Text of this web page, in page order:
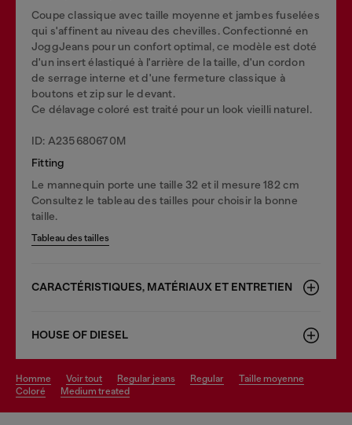
Coupe classique avec taille moyenne et jambes fuselées
qui s'affinent au niveau des chevilles. Confectionné en
JoggJeans pour un confort optimal, ce modèle est doté
d'un insert élastiqué à l'arrière de la taille, d'un cordon
de serrage interne et d'une fermeture classique à
boutons et zip sur le devant.
Ce délavage coloré est traité pour un look vieilli naturel.
ID: A235680670M
Fitting
Le mannequin porte une taille 32 et il mesure 182 cm
Consultez le tableau des tailles pour choisir la bonne
taille.
Tableau des tailles
CARACTÉRISTIQUES, MATÉRIAUX ET ENTRETIEN
HOUSE OF DIESEL
homme voir tout regular jeans regular
taille moyenne
coloré
medium treated